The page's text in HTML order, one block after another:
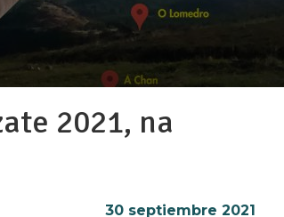
2021, na
30 septiembre 2021